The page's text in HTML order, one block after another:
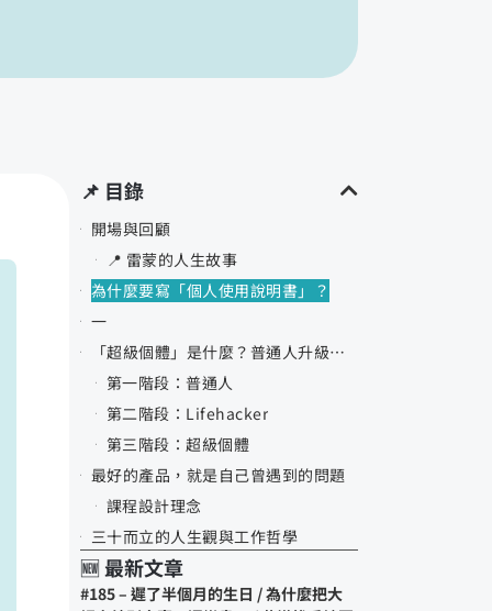
📌 目錄
開場與回顧
📍 雷蒙的人生故事
為什麼要寫「個人使用說明書」？
一
「超級個體」是什麼？普通人升級的三階段系統
第一階段：普通人
第二階段：Lifehacker
​第三階段：超級個體
最好的產品，就是自己曾遇到的問題
課程設計理念
三十而立的人生觀與工作哲學
工作態度三階段轉變
未來展望與期許
🆕 最新文章
#185 – 遲了半個月的生日 / 為什麼把大